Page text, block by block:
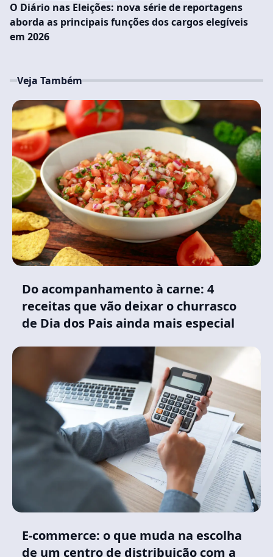
O Diário nas Eleições: nova série de reportagens
aborda as principais funções dos cargos elegíveis
em 2026
Veja Também
Do acompanhamento à carne: 4
receitas que vão deixar o churrasco
de Dia dos Pais ainda mais especial
E-commerce: o que muda na escolha
de um centro de distribuição com a